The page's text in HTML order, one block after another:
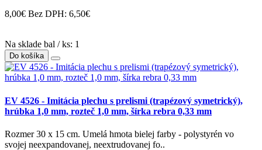
8,00€ Bez DPH: 6,50€
Na sklade bal / ks: 1
Do košíka
EV 4526 - Imitácia plechu s prelismi (trapézový symetrický),
hrúbka 1,0 mm, rozteč 1,0 mm, šírka rebra 0,33 mm
Rozmer 30 x 15 cm. Umelá hmota bielej farby - polystyrén vo
svojej neexpandovanej, neextrudovanej fo..